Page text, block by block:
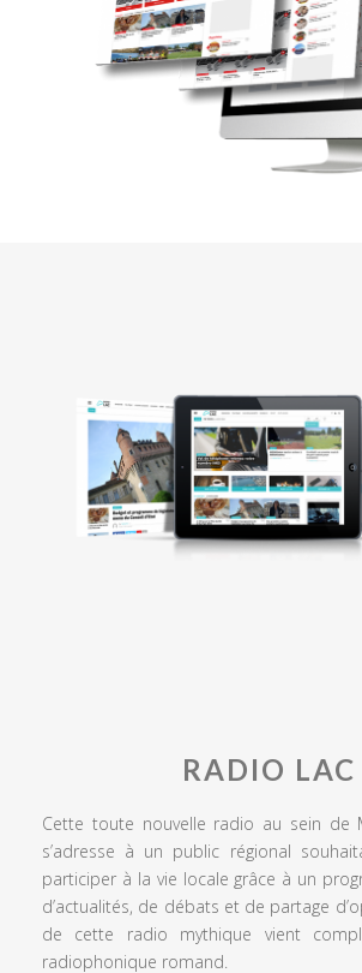
RADIO LAC
Cette toute nouvelle radio au sein de
s’adresse à un public régional
participer à la vie locale grâce à un
d’actualités, de débats et de partage
de cette radio mythique vient
radiophonique romand.